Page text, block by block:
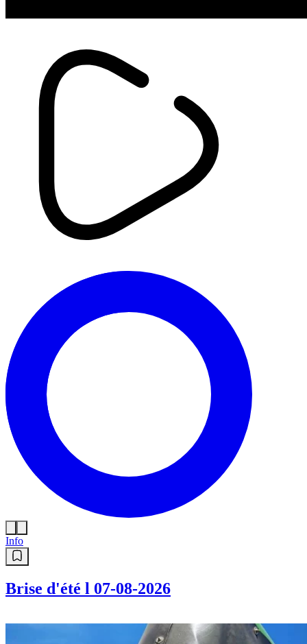
Info
Brise d'été l 07-08-2026